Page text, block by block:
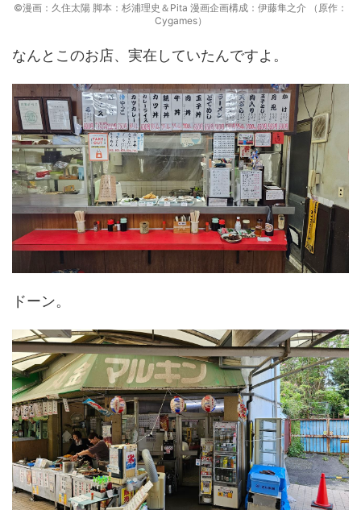
©漫画：久住太陽 脚本：杉浦理史＆Pita 漫画企画構成：伊藤隼之介 （原作：
Cygames）
なんとこのお店、実在していたんですよ。
ドーン。